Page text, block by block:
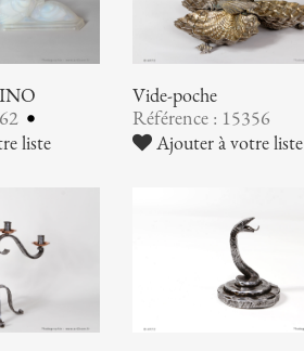
liste
Vide-poche
Référence : 15356
Ajouter à votre liste